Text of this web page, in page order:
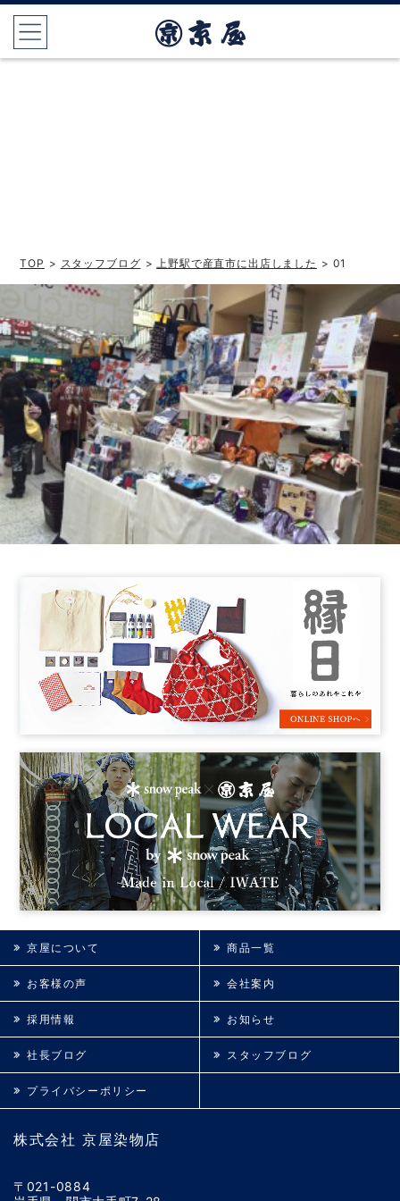
TOP > スタッフブログ >上野駅で産直市に出店しました > 01
株式会社 京屋染物店
〒021-0884
京屋について 商品一覧
お客様の声 会社案内
採用情報 お知らせ
社長ブログ スタッフブログ
プライバシーポリシー